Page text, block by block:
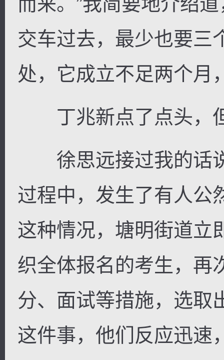
交车过去，最少也要三
处，它成立不足两个月
丁兆新点了点头，
徐思远接过我的话说
过程中，发生了有人公
这种情况，塘明街道立
织全体报名的考生，再
分、面试等措施，选取
这件事，他们反应迅速